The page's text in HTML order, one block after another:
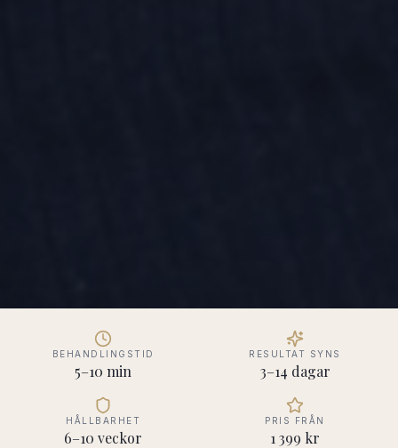
BEHANDLINGSTID
5–10 min
RESULTAT SYNS
3–14 dagar
HÅLLBARHET
6–10 veckor
PRIS FRÅN
1 399 kr